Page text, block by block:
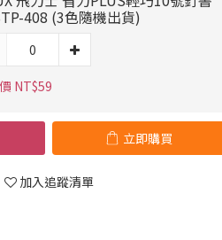
408 (3色隨機出貨)
NT$59
立即購買
加入追蹤清單